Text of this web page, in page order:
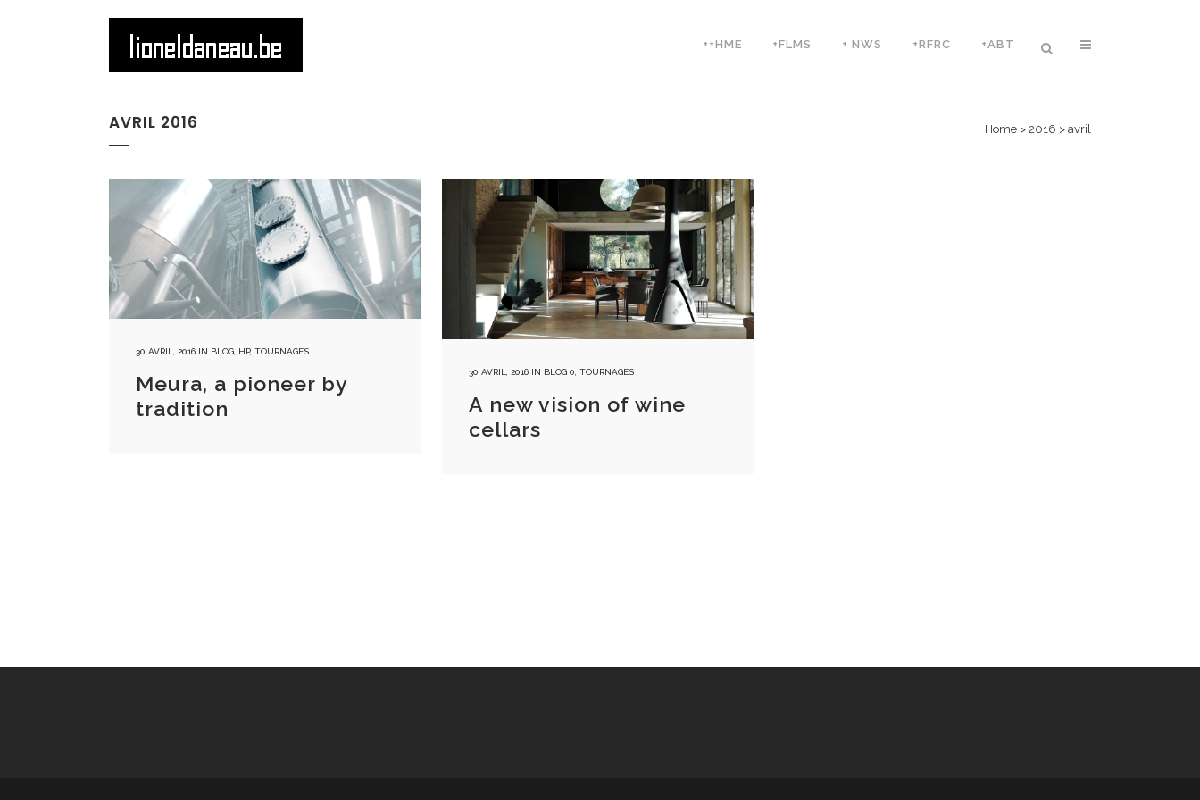
++HME +FLMS + NWS +RFRC +ABT
AVRIL 2016 Home > 2016 > avril
30 AVRIL, 2016 IN BLOG, HP, TOURNAGES
Meura, a pioneer by
tradition
30 AVRIL, 2016 IN BLOG 0, TOURNAGES
A new vision of wine
cellars